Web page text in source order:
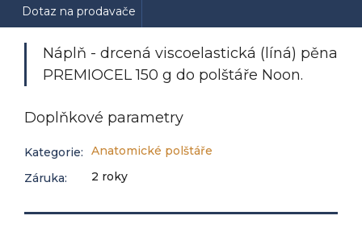
Dotaz na prodavače
Náplň - drcená viscoelastická (líná) pěna
PREMIOCEL 150 g do polštáře Noon.
Doplňkové parametry
Kategorie:
Anatomické polštáře
Záruka: 2 roky